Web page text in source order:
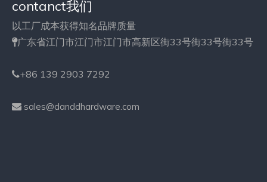
contanct我们
以工厂成本获得知名品牌质量
广东省江门市江门市江门市高新区街33号街33号街33号
+86 139 2903 7292
 sales@danddhardware.com